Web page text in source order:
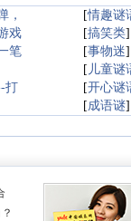
， [情趣谜
戏 [搞笑类
笔 [事物迷
[ 儿童谜
打 [开心谜
[成语谜